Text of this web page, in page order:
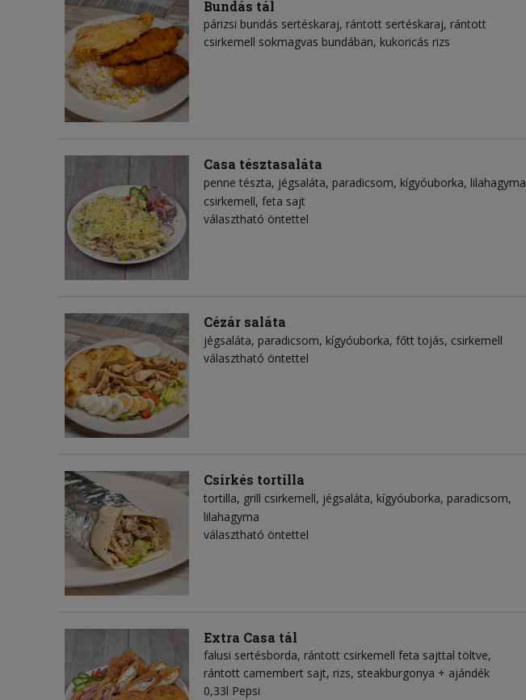
Bundás tál
párizsi bundás sertéskaraj, rántott sertéskaraj, rántott
csirkemell sokmagvas bundában, kukoricás rizs
Casa tésztasaláta
penne tészta jégsaláta paradicsom kígyóuborka lilahagyma
csirkemell feta sajt
választható öntettel
Cézár saláta
jégsaláta paradicsom kígyóuborka főtt tojás csirkemell
választható öntettel
Csirkés tortilla
tortilla grill csirkemell jégsaláta kígyóuborka paradicsom
lilahagyma
választható öntettel
Extra Casa tál
falusi sertésborda, rántott csirkemell feta sajttal töltve,
rántott camembert sajt, rizs, steakburgonya + ajándék
0,33l Pepsi